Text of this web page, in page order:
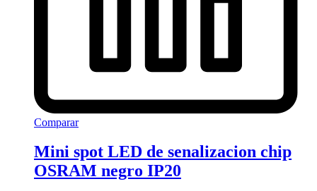
Comparar
Mini spot LED de senalizacion chip
OSRAM negro IP20